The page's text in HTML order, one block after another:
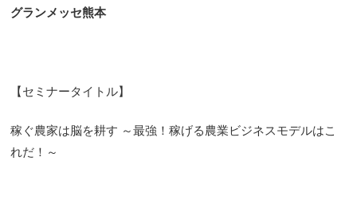
グランメッセ熊本
【セミナータイトル】
稼ぐ農家は脳を耕す ～最強！稼げる農業ビジネスモデルはこ
れだ！～